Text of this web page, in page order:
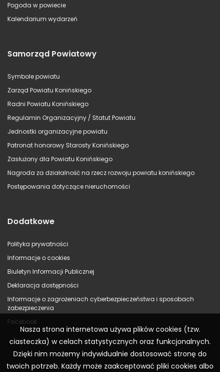
Pogoda w powiecie
Kalendarium wydarzeń
Samorząd Powiatowy
Symbole powiatu
Zarząd Powiatu Konińskiego
Radni Powiatu Konińskiego
Regulamin Organizacyjny / Statut Powiatu
Jednostki organizacyjne powiatu
Patronat honorowy Starosty Konińskiego
Zasłużony dla Powiatu Konińskiego
Nagroda za działalność na rzecz rozwoju powiatu konińskiego
Postępowania dotyczące nieruchomości
Dodatkowe
Polityka prywatności
Informacje o cookies
Biuletyn Informacji Publicznej
Deklaracja dostępności
Informacje o zagrożeniach cyberbezpieczeństwa i sposobach
zabezpieczenia
Facebook
Nasza strona internetowa używa plików cookies (tzw.
ciasteczka) w celach statystycznych oraz funkcjonalnych.
Dzięki nim możemy indywidualnie dostosować stronę do
twoich potrzeb. Każdy może zaakceptować pliki cookies albo